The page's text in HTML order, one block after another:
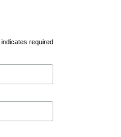
indicates required